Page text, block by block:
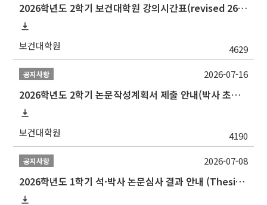
2026학년도 2학기 보건대학원 강의시간표(revised 260803)(2026 2nd SEMESTER SNU GSPH TIMETABLE)
보건대학원 4629
공지사항
2026학년도 2학기 논문작성계획서 제출 안내(박사 초심 일정 포함)_Thesis Proposal
보건대학원 4190
2026-07-16
공지사항
2026학년도 1학기 석·박사 논문심사 결과 안내 (Thesis Defense Result)
2026-07-08